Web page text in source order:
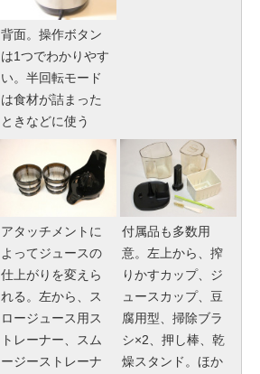
背面。操作ボタン
は1つでわかりやす
い。半回転モード
は食材が詰まった
ときなどに使う
アタッチメントに
よってジュースの
仕上がりを変えら
れる。左から、ス
ロージュース用ス
トレーナー、スム
ージーストレーナ
付属品も多数用
意。左上から、搾
りかすカップ、ジ
ュースカップ、豆
腐用型、掃除ブラ
シ×2、押し棒、乾
燥スタンド。ほか